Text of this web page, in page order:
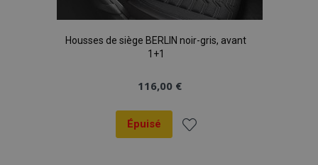
Housses de siège BERLIN noir-gris, avant
1+1
116,00 €
Épuisé